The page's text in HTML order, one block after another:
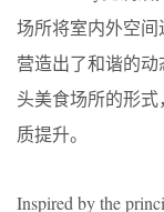
场所将室内外空
营造出了和谐的
头美食场所的形
质提升。
Inspired by the